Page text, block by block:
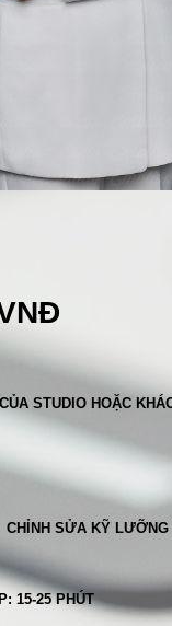
STUDIO HOẶC
CHỈNH SỬA KỸ LƯỠNG
15-25 PHÚT